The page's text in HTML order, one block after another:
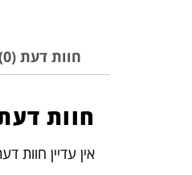
חוות דעת (0)
חוות
אין עדיין חוות